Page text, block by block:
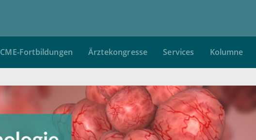
CME-Fortbildungen Ärztekongresse Services Kolumne